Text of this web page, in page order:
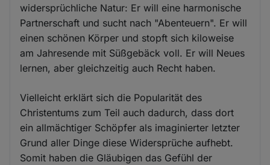
widersprüchliche Natur: Er will eine harmonische
Partnerschaft und sucht nach "Abenteuern". Er will
einen schönen Körper und stopft sich kiloweise
am Jahresende mit Süßgebäck voll. Er will Neues
lernen, aber gleichzeitig auch Recht haben.
Vielleicht erklärt sich die Popularität des
Christentums zum Teil auch dadurch, dass dort
ein allmächtiger Schöpfer als imaginierter letzter
Grund aller Dinge diese Widersprüche aufhebt.
Somit haben die Gläubigen das Gefühl der